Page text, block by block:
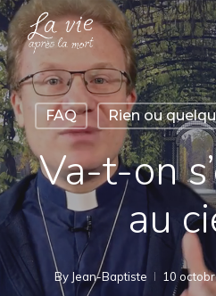
Skip
to
main
content
FAQ Rien ou
Va-t-on
au
By Jean-Baptiste 10